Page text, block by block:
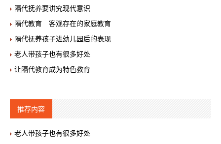
隔代抚养要讲究现代意识
隔代教育 客观存在的家庭教育
隔代抚养孩子进幼儿园后的表现
老人带孩子也有很多好处
让隔代教育成为特色教育
推荐内容
老人带孩子也有很多好处